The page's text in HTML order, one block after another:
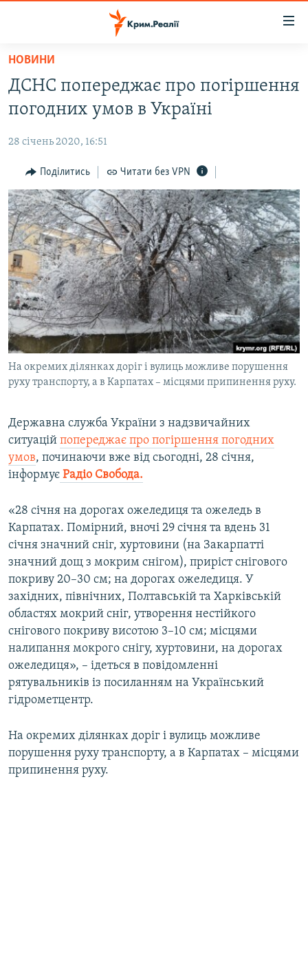
Перейти
основного
матеріалу
до
навігації
Перейти
до
пошуку
ВОДА.КРИМ
ВІДЕО ТА ФОТО
ПОЛІТИКА
БЛОГИ
ПОГЛЯД
ІНТЕРВ'Ю
ВСЕ ЗА ДЕНЬ
СПЕЦПРОЕКТИ
ДЕПОРТАЦІЯ
ВІДЕОУРОКИ «ELIFBE»
СВІДЧЕННЯ ОКУПАЦІЇ
УКРАЇНСЬКА ПРОБЛЕМА КРИМУ
ЯК ОБІЙТИ БЛОКУВАННЯ
Русский
Qırımtatar
Усі сайти RFE/RL
НОВИНИ
ДСНС попереджає про погіршення
погодних умов в Україні
28 січень 2020, 16:51
Поділитись Читати без VPN
На окремих ділянках доріг і вулиць можливе порушення
руху транспорту, а в Карпатах – місцями припинення руху.
Державна служба України з надзвичайних
ситуацій попереджає про погіршення погодних
умов, починаючи вже від сьогодні, 28 січня,
інформує Радіо Свобода.
«28 січня на дорогах ожеледиця та ожеледь в
Карпатах. Помірний, вночі 29 січня та вдень 31
січня значний сніг, хуртовини (на Закарпатті
значний дощ з мокрим снігом), приріст снігового
покриву 20–30 см; на дорогах ожеледиця. У
західних, північних, Полтавській та Харківській
областях мокрий сніг, утворення нестійкого
снігового покриву висотою 3–10 см; місцями
налипання мокрого снігу, хуртовини, на дорогах
ожеледиця», – ідеться в повідомленні
рятувальників із посиланням на Український
гідрометцентр.
На окремих ділянках доріг і вулиць можливе
порушення руху транспорту, а в Карпатах – місцями
припинення руху.